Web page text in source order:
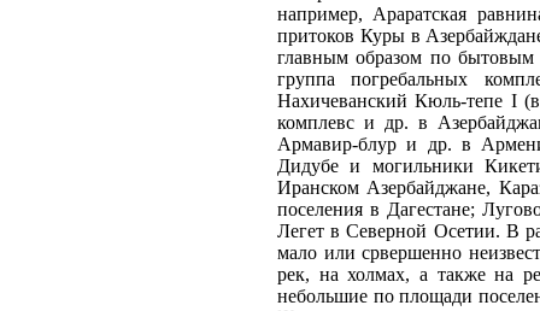
например, Араратская
притоков Куры в
главным образом по бытовым
группа погребальных
Нахичеванский Кюль-тепе I
комплевс и др. в
Армавир-блур и др. в
Дидубе и могильники
Иранском Азербайджане,
поселения в Дагестане;
Легет в Северной Осетии. В
мало или срвершенно
рек, на холмах, а также на
небольшие по площади